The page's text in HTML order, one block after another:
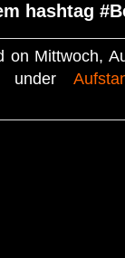
hashtag
on Mittwoch,
under